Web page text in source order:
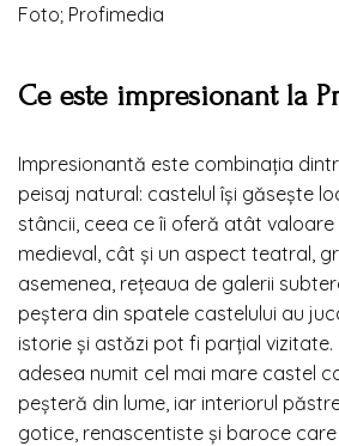
Foto; Profimedia
Ce este impresionant la
Impresionantă este combinația
peisaj natural: castelul își găsește
stâncii, ceea ce îi oferă atât
medieval, cât și un aspect teatral,
asemenea, rețeaua de galerii
peștera din spatele castelului au
istorie și astăzi pot fi parțial
adesea numit cel mai mare castel
peșteră din lume, iar interiorul
gotice, renascentiste și baroce